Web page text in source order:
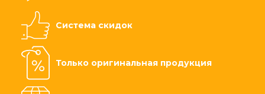
Система скидок
Только оригинальная продукция